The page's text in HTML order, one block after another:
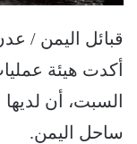
قبائل اليمن /
أكدت هيئة
السبت، أن
ساحل اليمن.